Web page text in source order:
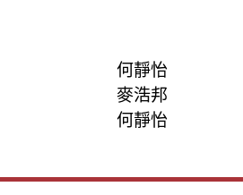
何靜怡
麥浩邦
何靜怡